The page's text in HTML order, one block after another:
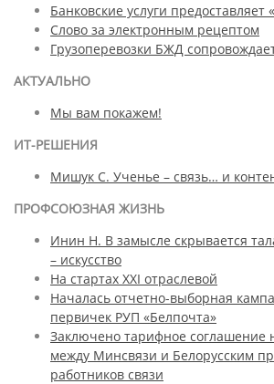
Банковские услуги предоставляет
Слово за электронным рецептом
Грузоперевозки БЖД
АКТУАЛЬНО
Мы вам покажем!
ИТ-РЕШЕНИЯ
Мишук С. Ученье – связь… и
ПРОФСОЮЗНАЯ ЖИЗНЬ
Инин Н. В замысле скрывается
– искусство
На стартах XXI отраслевой
Началась отчетно-выборная
первичек РУП «Белпочта»
Заключено тарифное соглашение
между Минсвязи и Белорусским
работников связи